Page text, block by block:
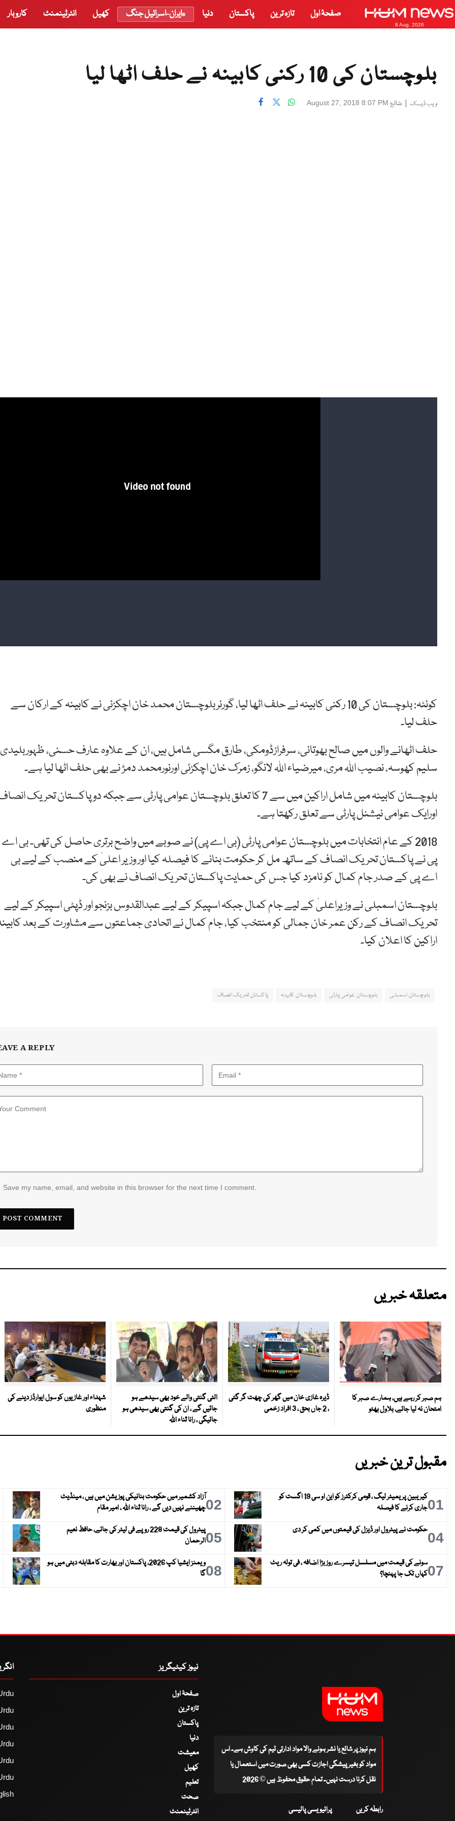
8 Aug, 2026
صفحۂ اول تازہ ترین پاکستان دنیا ایران-اسرائیل جنگ کھیل انٹرٹینمنٹ کاروبار
بلوچستان کی 10 رکنی کابینہ نے حلف اٹھا لیا
ویب ڈیسک | شائع August 27, 2018 8:07 PM
‏کوئٹہ: بلوچستان کی 10 رکنی کابینہ نے حلف اٹھا لیا، گورنربلوچستان محمد خان اچکزئی نے کابینہ کے ارکان سے
حلف لیا۔
حلف اٹھانے والوں میں صالح بھوتانی، سرفرازڈومکی، طارق مگسی شامل ہیں، ان کے علاوہ ‏عارف حسنی،
سلیم کھوسہ، نصیب اللہ مری، میرضیاء اللہ لانگو، زمرک خان اچکزئی اورنورمحمد دمڑ نے بھی حلف اٹھا لیا ہے۔
بلوچستان کابینہ میں شامل اراکین میں سے 7 کا تعلق بلوچستان عوامی پارٹی سے جبکہ دو پاکستان تحریک
اورایک عوامی نیشنل پارٹی سے تعلق رکھتا ہے۔
2018 کے عام انتخابات میں بلوچستان عوامی پارٹی (بی اے پی) نے صوبے میں واضح برتری حاصل کی تھی۔ بی اے
پی نے پاکستان تحریک انصاف کے ساتھ مل کر حکومت بنانے کا فیصلہ کیا اور وزیر اعلیٰ کے منصب کے لیے بی
اے پی کے صدر جام کمال کو نامزد کیا جس کی حمایت پاکستان تحریک انصاف نے بھی کی۔
بلوچستان اسمبلی نے وزیراعلیٰ کے لیے جام کمال جبکہ اسپیکر کے لیے عبدالقدوس بزنجو اور ڈپٹی اسپیکر کے لیے
تحریک انصاف کے رکن عمر خان جمالی کو منتخب کیا، جام کمال نے اتحادی جماعتوں سے مشاورت کے بعد
اراکین کا اعلان کیا۔
بلوچستان اسمبلی بلوچستان عوامی پارٹی بلوچستان کابینہ پاکستان تحریک انصاف
A REPLY
Save my name, email, and website in this browser for the next time I comment.
متعلقہ خبریں
ہم صبر کر رہے ہیں، ہمارے صبر کا
امتحان نہ لیا جائے، بلاول بھٹو
ڈیرہ غازی خان میں گھر کی چھت گر گئی
، 2 جاں بحق ، 3 افراد زخمی
الٹی گنتی والے خود بھی سیدھے ہو
جائیں گے ، ان کی گنتی بھی سیدھی ہو
جائیگی ، رانا ثناء اللہ
شہداء اور غازیوں کو سول ایوارڈز دینے کی
منظوری
مقبول ترین خبریں
01
کیریبین پریمیئر لیگ ، قومی کرکٹرز کو این او سی 19 اگست کو
جاری کرنے کا فیصلہ
02آزاد کشمیر میں حکومت بنانیکی پوزیشن میں ہیں ، مینڈیٹ
چھیننے نہیں دیں گے ، رانا ثناء اللہ ، امیر مقام
04حکومت نے پیٹرول اور ڈیزل کی قیمتوں میں کمی کر دی 05
پیٹرول کی قیمت 228 روپے فی لیٹر کی جائے، حافظ نعیم
الرحمان
07سونے کی قیمت میں مسلسل تیسرے روز بڑا اضافہ ، فی تولہ ریٹ
کہاں تک جا پہنچا؟
08
ویمنز ایشیا کپ 2026، پاکستان اور بھارت کا مقابلہ دبئی میں ہو
گا
ہم نیوز پر شائع یا نشر ہونے والا مواد ادارتی ٹیم کی کاوش ہے۔ اس
مواد کو بغیر پیشگی اجازت کسی بھی صورت میں استعمال یا
نقل کرنا درست نہیں۔ تمام حقوق محفوظ ہیں © 2026
رابطہ کریں پرائیویسی پالیسی
نیوز کیٹیگریز
صفحۂ اول
تازہ ترین
پاکستان
دنیا
معیشت
کھیل
تعلیم
صحت
انٹرٹینمنٹ